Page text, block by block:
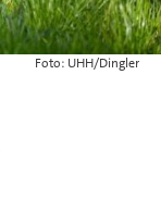
Foto: UHH/Dingler